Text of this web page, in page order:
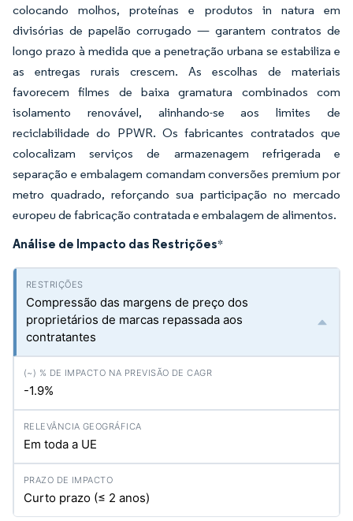
colocando molhos, proteínas e produtos in natura em
divisórias de papelão corrugado — garantem contratos de
longo prazo à medida que a penetração urbana se estabiliza e
as entregas rurais crescem. As escolhas de materiais
favorecem filmes de baixa gramatura combinados com
isolamento renovável, alinhando-se aos limites de
reciclabilidade do PPWR. Os fabricantes contratados que
colocalizam serviços de armazenagem refrigerada e
separação e embalagem comandam conversões premium por
metro quadrado, reforçando sua participação no mercado
europeu de fabricação contratada e embalagem de alimentos.
Análise de Impacto das Restrições*
Compressão das margens de preço dos
proprietários de marcas repassada aos
contratantes
-1.9%
Em toda a UE
Curto prazo (≤ 2 anos)